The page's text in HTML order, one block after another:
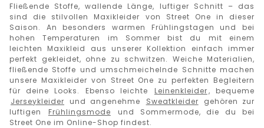
Fließende Stoffe, wallende Länge, luftiger Schnitt – das
sind die stilvollen Maxikleider von Street One in dieser
Saison. An besonders warmen Frühlingstagen und bei
hohen Temperaturen im Sommer bist du mit einem
leichten Maxikleid aus unserer Kollektion einfach immer
perfekt gekleidet, ohne zu schwitzen. Weiche Materialien,
fließende Stoffe und umschmeichelnde Schnitte machen
unsere Maxikleider von Street One zu perfekten Begleitern
für deine Looks. Ebenso leichte Leinenkleider, bequeme
Jerseykleider
und angenehme Sweatkleider
gehören zur
luftigen
Frühlingsmode und Sommermode, die du bei
Street One im Online-Shop findest.